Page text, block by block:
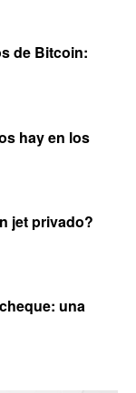
de Bitcoin:
hay en los
jet privado?
una